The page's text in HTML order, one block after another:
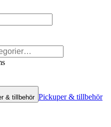
& tillbehör Pickuper & tillbehör